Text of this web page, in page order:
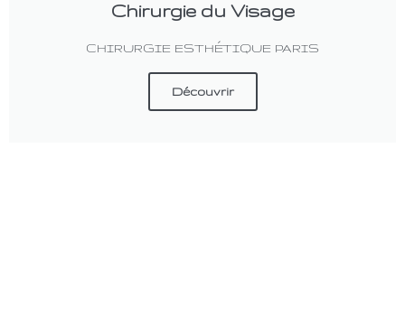
Chirurgie du Visage
CHIRURGIE ESTHÉTIQUE PARIS
Découvrir